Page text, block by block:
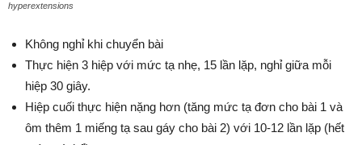
hyperextensions
Không nghỉ khi chuyển bài
Thực hiện 3 hiệp với mức tạ nhẹ, 15 lần lặp, nghỉ giữa mỗi
hiệp 30 giây.
Hiệp cuối thực hiện nặng hơn (tăng mức tạ đơn cho bài 1 và
ôm thêm 1 miếng tạ sau gáy cho bài 2) với 10-12 lần lặp (hết